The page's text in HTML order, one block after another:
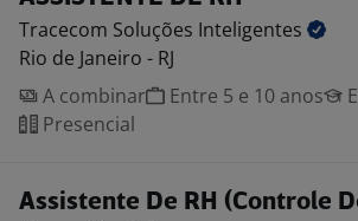
Tracecom Soluções Inteligentes
Rio de Janeiro - RJ
A combinar
Entre 5 e 10 anos
Presencial
Assistente De RH (Controle